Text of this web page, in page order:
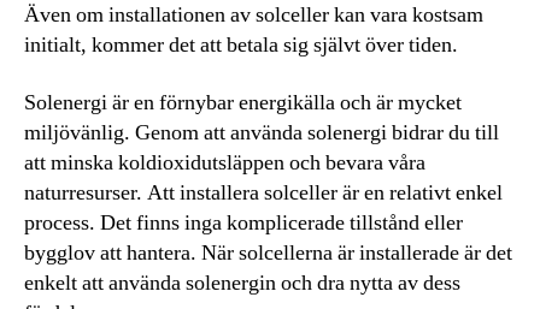
Även om installationen av solceller kan vara kostsam
initialt, kommer det att betala sig självt över tiden.
Solenergi är en förnybar energikälla och är mycket
miljövänlig. Genom att använda solenergi bidrar du till
att minska koldioxidutsläppen och bevara våra
naturresurser. Att installera solceller är en relativt enkel
process. Det finns inga komplicerade tillstånd eller
bygglov att hantera. När solcellerna är installerade är det
enkelt att använda solenergin och dra nytta av dess